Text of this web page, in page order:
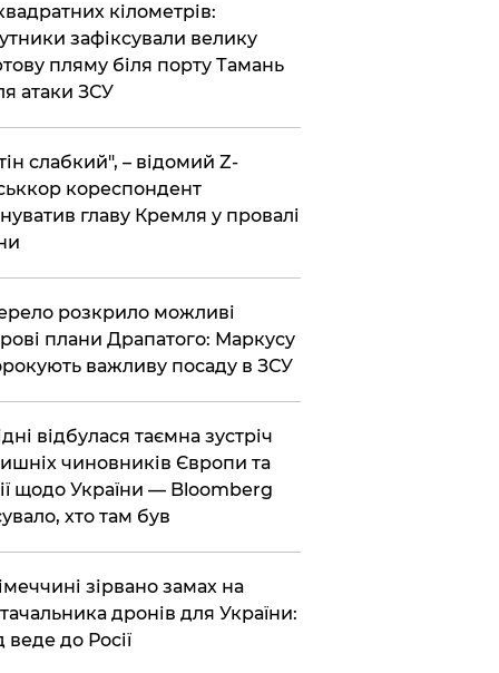
кілометрів:
зафіксували велику
пляму біля порту Тамань
атаки ЗСУ
слабкий", – відомий Z-
кореспондент
главу Кремля у провалі
розкрило можливі
плани Драпатого: Маркусу
важливу посаду в ЗСУ
відбулася таємна зустріч
чиновників Європи та
щодо України — Bloomberg
хто там був
зірвано замах на
дронів для України:
веде до Росії